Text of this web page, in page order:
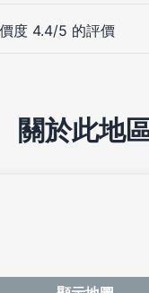
度 4.4/5 的評價
關於此地